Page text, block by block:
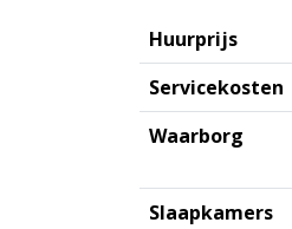
Huurprijs
Servicekosten
Waarborg
Slaapkamers